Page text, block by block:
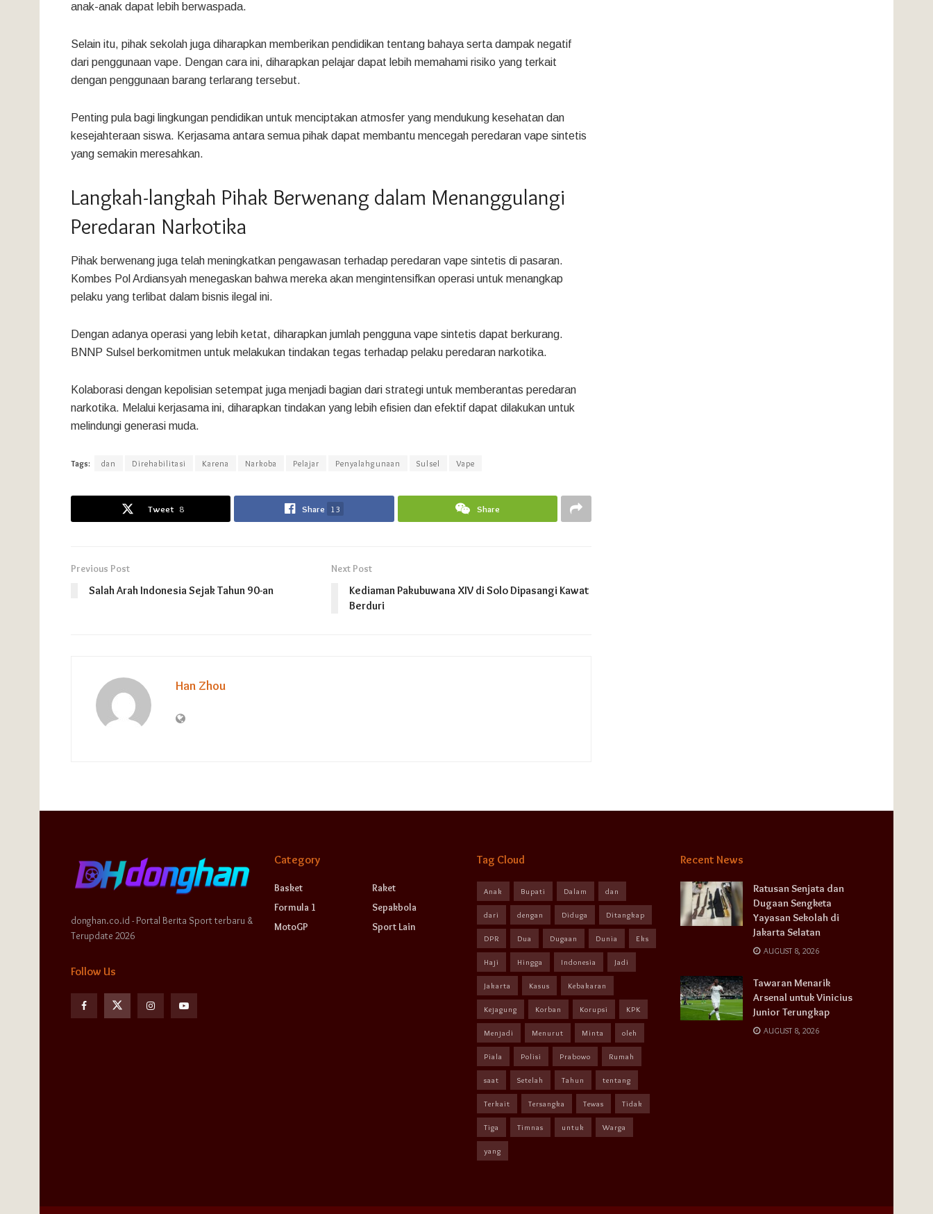
anak-anak dapat lebih berwaspada.
Selain itu, pihak sekolah juga diharapkan memberikan pendidikan tentang bahaya serta dampak negatif
dari penggunaan vape. Dengan cara ini, diharapkan pelajar dapat lebih memahami risiko yang terkait
dengan penggunaan barang terlarang tersebut.
Penting pula bagi lingkungan pendidikan untuk menciptakan atmosfer yang mendukung kesehatan dan
kesejahteraan siswa. Kerjasama antara semua pihak dapat membantu mencegah peredaran vape sintetis
yang semakin meresahkan.
Langkah-langkah Pihak Berwenang dalam Menanggulangi
Peredaran Narkotika
Pihak berwenang juga telah meningkatkan pengawasan terhadap peredaran vape sintetis di pasaran.
Kombes Pol Ardiansyah menegaskan bahwa mereka akan mengintensifkan operasi untuk menangkap
pelaku yang terlibat dalam bisnis ilegal ini.
Dengan adanya operasi yang lebih ketat, diharapkan jumlah pengguna vape sintetis dapat berkurang.
BNNP Sulsel berkomitmen untuk melakukan tindakan tegas terhadap pelaku peredaran narkotika.
Kolaborasi dengan kepolisian setempat juga menjadi bagian dari strategi untuk memberantas peredaran
narkotika. Melalui kerjasama ini, diharapkan tindakan yang lebih efisien dan efektif dapat dilakukan untuk
melindungi generasi muda.
Tags: dan Direhabilitasi Karena Narkoba Pelajar Penyalahgunaan Sulsel Vape
Tweet 8 Share 13 Share
Previous Post
Salah Arah Indonesia Sejak Tahun 90-an
Next Post
Kediaman Pakubuwana XIV di Solo Dipasangi Kawat
Berduri
Han Zhou
donghan.co.id - Portal Berita Sport terbaru &
Terupdate 2026
Follow Us
Category
Basket
Formula 1
MotoGP
Raket
Sepakbola
Sport Lain
Tag Cloud
Anak Bupati Dalam dan
dari dengan Diduga Ditangkap
DPR Dua Dugaan Dunia Eks
Haji Hingga Indonesia Jadi
Jakarta Kasus Kebakaran
Kejagung Korban Korupsi KPK
Menjadi Menurut Minta oleh
Piala Polisi Prabowo Rumah
saat Setelah Tahun tentang
Terkait Tersangka Tewas Tidak
Tiga Timnas untuk Warga
yang
Recent News
Ratusan Senjata dan
Dugaan Sengketa
Yayasan Sekolah di
Jakarta Selatan
AUGUST 8, 2026
Tawaran Menarik
Arsenal untuk Vinicius
Junior Terungkap
AUGUST 8, 2026